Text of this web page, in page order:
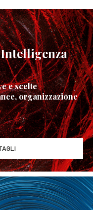
e scelte
organizzazione